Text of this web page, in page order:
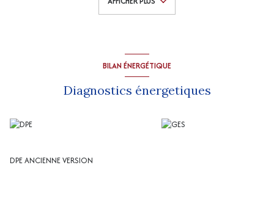
dégagement et couloir (10 m2 env), ancienne cuisine (13 m2 env), wc.
Au 2ème étage : une petite chambre mansardée (7 m2 env).
Assainissement : tout-à-l'égout.
disponibles sur le site Géorisques
http://www.georisques.gouv.fr
BILAN ÉNERGÉTIQUE
Diagnostics énergetiques
DPE ANCIENNE VERSION